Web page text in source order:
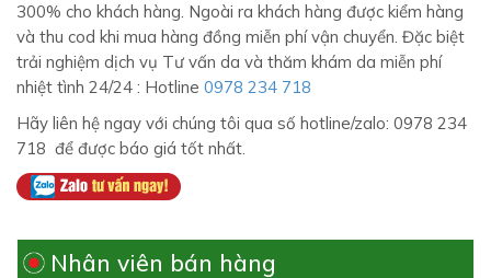
300% cho khách hàng. Ngoài ra khách hàng được kiểm hàng
và thu cod khi mua hàng đồng miễn phí vận chuyển. Đặc biệt
trải nghiệm dịch vụ Tư vấn da và thăm khám da miễn phí
nhiệt tình 24/24 : Hotline 0978 234 718
Hãy liên hệ ngay với chúng tôi qua số hotline/zalo: 0978 234
718 để được báo giá tốt nhất.
Nhân viên bán hàng